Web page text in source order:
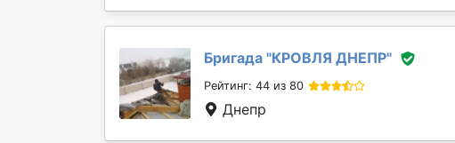
Бригада "КРОВЛЯ ДНЕПР"
Рейтинг: 44 из 80
Днепр